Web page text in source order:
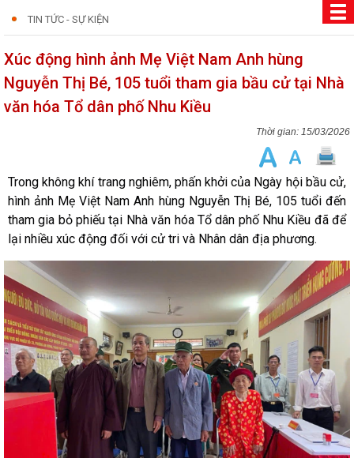
TIN TỨC - SỰ KIỆN
Xúc động hình ảnh Mẹ Việt Nam Anh hùng
Nguyễn Thị Bé, 105 tuổi tham gia bầu cử tại Nhà
văn hóa Tổ dân phố Nhu Kiều
15/03/2026
Trong không khí trang nghiêm, phấn khởi của Ngày hội bầu cử,
hình ảnh Mẹ Việt Nam Anh hùng Nguyễn Thị Bé, 105 tuổi đến
tham gia bỏ phiếu tại Nhà văn hóa Tổ dân phố Nhu Kiều đã để
lại nhiều xúc động đối với cử tri và Nhân dân địa phương.